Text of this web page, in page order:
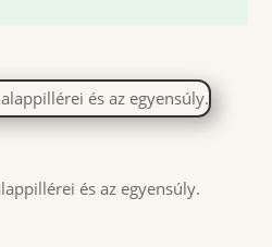
és az egyensúly.